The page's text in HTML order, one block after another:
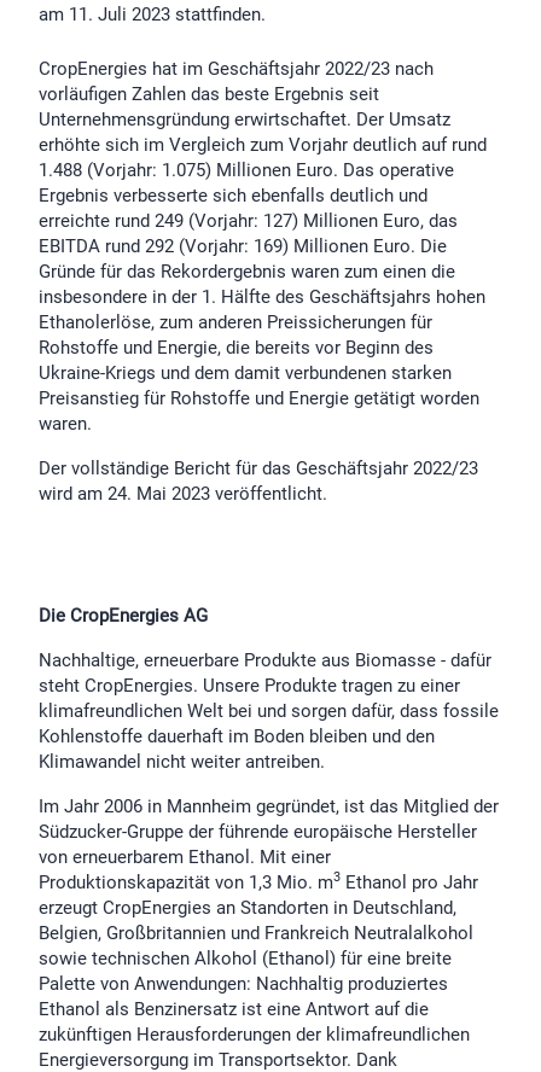
am 11. Juli 2023 stattfinden.
CropEnergies hat im Geschäftsjahr 2022/23 nach
vorläufigen Zahlen das beste Ergebnis seit
Unternehmensgründung erwirtschaftet. Der Umsatz
erhöhte sich im Vergleich zum Vorjahr deutlich auf rund
1.488 (Vorjahr: 1.075) Millionen Euro. Das operative
Ergebnis verbesserte sich ebenfalls deutlich und
erreichte rund 249 (Vorjahr: 127) Millionen Euro, das
EBITDA rund 292 (Vorjahr: 169) Millionen Euro. Die
Gründe für das Rekordergebnis waren zum einen die
insbesondere in der 1. Hälfte des Geschäftsjahrs hohen
Ethanolerlöse, zum anderen Preissicherungen für
Rohstoffe und Energie, die bereits vor Beginn des
Ukraine-Kriegs und dem damit verbundenen starken
Preisanstieg für Rohstoffe und Energie getätigt worden
waren.
Der vollständige Bericht für das Geschäftsjahr 2022/23
wird am 24. Mai 2023 veröffentlicht.
Die CropEnergies AG
Nachhaltige, erneuerbare Produkte aus Biomasse - dafür
steht CropEnergies. Unsere Produkte tragen zu einer
klimafreundlichen Welt bei und sorgen dafür, dass fossile
Kohlenstoffe dauerhaft im Boden bleiben und den
Klimawandel nicht weiter antreiben.
Im Jahr 2006 in Mannheim gegründet, ist das Mitglied der
Südzucker-Gruppe der führende europäische Hersteller
von erneuerbarem Ethanol. Mit einer
Produktionskapazität von 1,3 Mio. m3 Ethanol pro Jahr
erzeugt CropEnergies an Standorten in Deutschland,
Belgien, Großbritannien und Frankreich Neutralalkohol
sowie technischen Alkohol (Ethanol) für eine breite
Palette von Anwendungen: Nachhaltig produziertes
Ethanol als Benzinersatz ist eine Antwort auf die
zukünftigen Herausforderungen der klimafreundlichen
Energieversorgung im Transportsektor. Dank